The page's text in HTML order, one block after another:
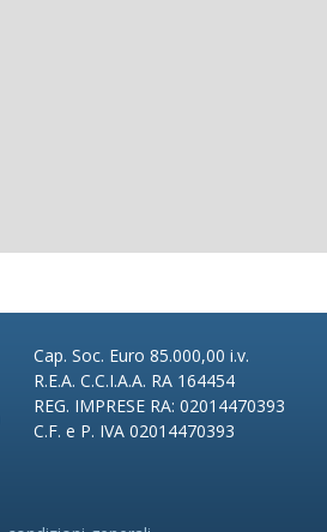
Cap. Soc. Euro 85.000,00 i.v.
R.E.A. C.C.I.A.A. RA 164454
REG. IMPRESE RA: 02014470393
C.F. e P. IVA 02014470393